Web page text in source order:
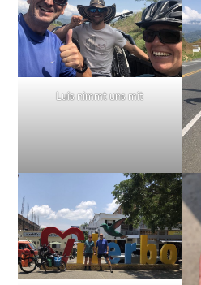
Luis nimmt uns mit